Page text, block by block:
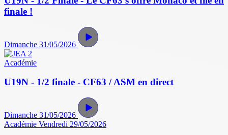
finale !
Dimanche 31/05/2026
Académie
U19N - 1/2 finale - CF63 / ASM en direct
Dimanche 31/05/2026
Académie Vendredi 29/05/2026